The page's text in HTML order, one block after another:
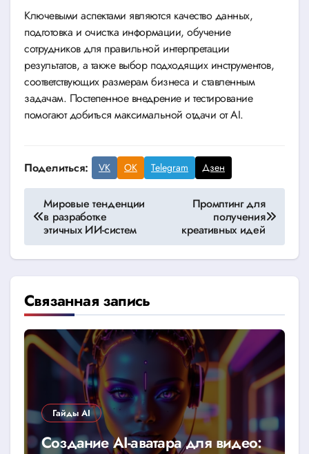
Ключевыми аспектами являются качество данных,
подготовка и очистка информации, обучение
сотрудников для правильной интерпретации
результатов, а также выбор подходящих инструментов,
соответствующих размерам бизнеса и ставленным
задачам. Постепенное внедрение и тестирование
помогают добиться максимальной отдачи от AI.
Поделиться: VK OK Telegram Дзен
Навигация
по
записям
Мировые тенденции
в разработке
этичных ИИ-систем
Промптинг для
получения
креативных идей
Связанная запись
Гайды AI
Создание AI-аватара для видео: